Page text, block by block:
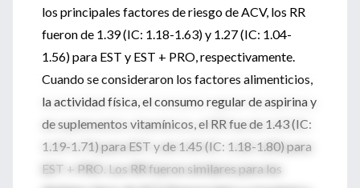
los principales factores de riesgo de ACV, los RR
fueron de 1.39 (IC: 1.18-1.63) y 1.27 (IC: 1.04-
1.56) para EST y EST + PRO, respectivamente.
Cuando se consideraron los factores alimenticios,
la actividad física, el consumo regular de aspirina y
de suplementos vitamínicos, el RR fue de 1.43 (IC:
1.19-1.71) para EST y de 1.45 (IC: 1.18-1.80) para
EST + PRO. Los RR fueron similares para los